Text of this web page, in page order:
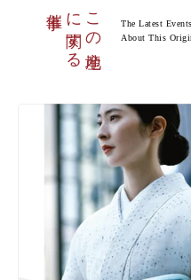
この産地
に関する
The Latest Events
About This